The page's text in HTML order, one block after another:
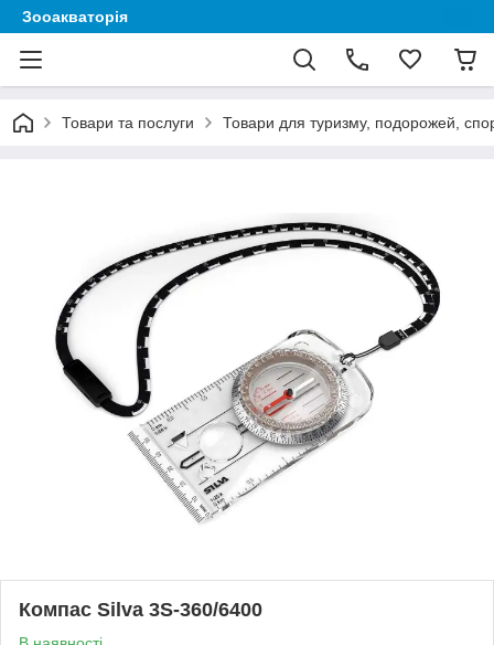
Зооакваторія
Товари та послуги Товари для туризму, подорожей,
Компас Silva 3S-360/6400